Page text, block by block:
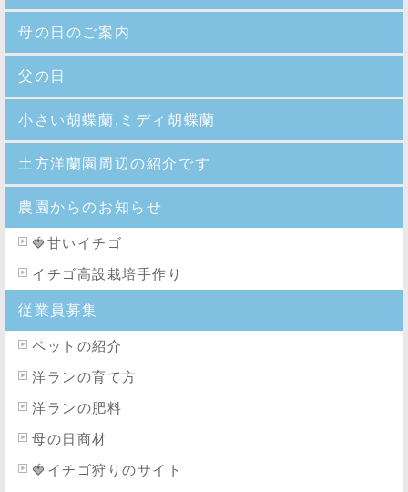
母の日のご案内
父の日
小さい胡蝶蘭,ミディ胡蝶蘭
土方洋蘭園周辺の紹介です
農園からのお知らせ
🍓 甘いイチゴ
イチゴ高設栽培手作り
従業員募集
ペットの紹介
洋ランの育て方
洋ランの肥料
母の日商材
🍓イチゴ狩りのサイト